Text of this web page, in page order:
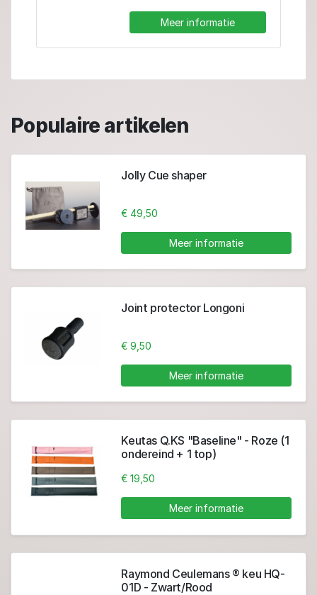
Meer informatie
Populaire artikelen
Jolly Cue shaper
€ 49,50
Meer informatie
Joint protector Longoni
€ 9,50
Meer informatie
Keutas Q.KS "Baseline" - Roze (1
ondereind + 1 top)
€ 19,50
Meer informatie
Raymond Ceulemans ® keu HQ-
01D - Zwart/Rood